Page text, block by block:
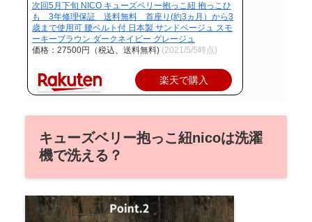
次回5月下旬 NICO キューズベリー抱っこ紐 抱っこひ
も 3年修理保証 送料無料 首座り(約3ヵ月）から3
歳まで使用可 腰ベルト付 日本製 サンドベージュ スモ
ーキーブラウン ダークネイビー グレージュ
価格：27500円（税込、送料無料) (2021/5/5時点)
楽天で購入
キューズベリー抱っこ紐nicoは洗濯
機で洗える？